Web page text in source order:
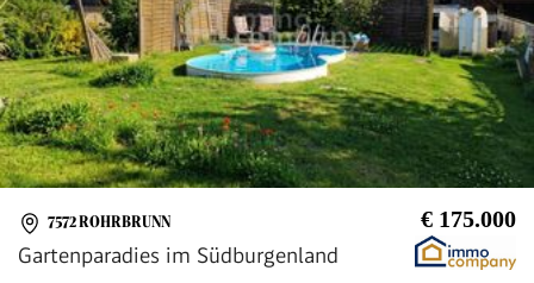
7572 ROHRBRUNN € 175.000
Gartenparadies im Südburgenland